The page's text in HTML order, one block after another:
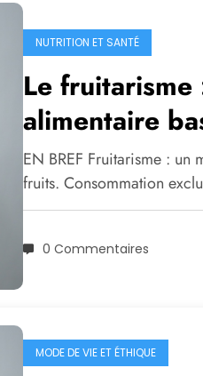
NUTRITION ET SANTÉ
Le
alimentaire
EN BREF Fruitarisme : un
fruits. Consommation
0 Commentaires
MODE DE VIE ET ÉTHIQUE